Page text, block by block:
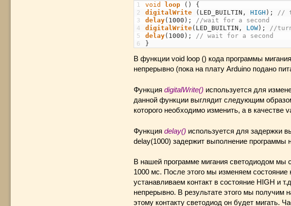
1
2
3
4
5
6
void loop ( )
{
digitalWrite
( LED_BUILTIN , HIGH ) ;
//
delay( 1000 ) ;
//wait for a second
digitalWrite( LED_BUILTIN , LOW) ;
//
delay( 1000 ) ;
// wait for a second
}
В функции void loop () кода программы
непрерывно (пока на плату Arduino подано
Функция digitalWrite() используется для
данной функции выглядит следующим
которого необходимо изменить, а в качестве
Функция delay() используется для задержки
delay(1000) задержит выполнение программы
В нашей программе мигания светодиодом мы
1000 мс. После этого мы изменяем
устанавливаем контакт в состояние HIGH и
непрерывно. В результате этого мы получим
этому контакту светодиод он будет мигать.